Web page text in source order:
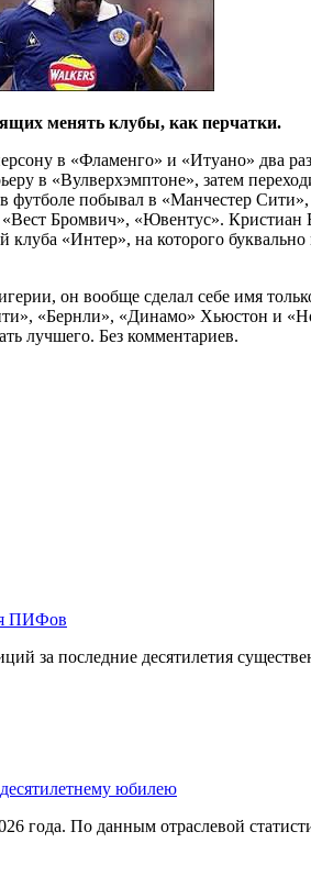
менять клубы, как перчатки.
в «Фламенго» и «Итуано» два
в «Вулверхэмптоне», затем
побывал в «Манчестер
Бромвич», «Ювентус». Кристиан
«Интер», на которого
он вообще сделал себе имя только
«Бернли», «Динамо» Хьюстон и
лучшего. Без комментариев.
ПИФов
за последние десятилетия
юбилею
года. По данным отраслевой